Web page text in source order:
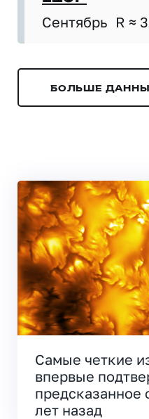
Сентябрь R ≈
БОЛЬШЕ
Самые четкие
впервые
предсказанное
лет назад